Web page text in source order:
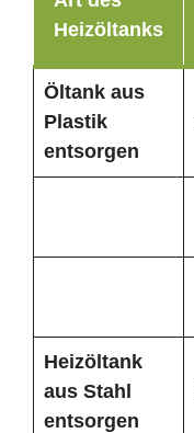
Heizöltanks
Öltank aus
Plastik
entsorgen
Heizöltank
aus Stahl
entsorgen